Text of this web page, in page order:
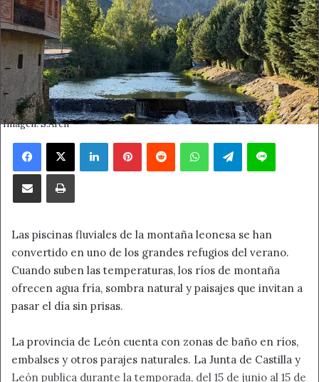
Imagen: S.Arén
Facebook
X LinkedInPinterestReddit WhatsAppTelegramLine
Compartir por correo electrónicoImprimir
Las piscinas fluviales de la montaña leonesa se han
convertido en uno de los grandes refugios del verano.
Cuando suben las temperaturas, los ríos de montaña
ofrecen agua fría, sombra natural y paisajes que invitan a
pasar el día sin prisas.
La provincia de León cuenta con zonas de baño en ríos,
embalses y otros parajes naturales. La Junta de Castilla y
León publica durante la temporada, del 15 de junio al 15 de